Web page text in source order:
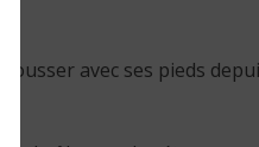
avec ses pieds